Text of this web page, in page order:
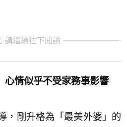
請繼續往下閱讀
情似乎不受家務事影響
，剛升格為「最美外婆」的